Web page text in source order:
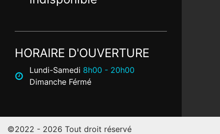
HORAIRE D'OUVERTURE
Lundi-Samedi 8h00 - 20h00
Dimanche Férmé
©2022 - 2026 Tout droit réservé